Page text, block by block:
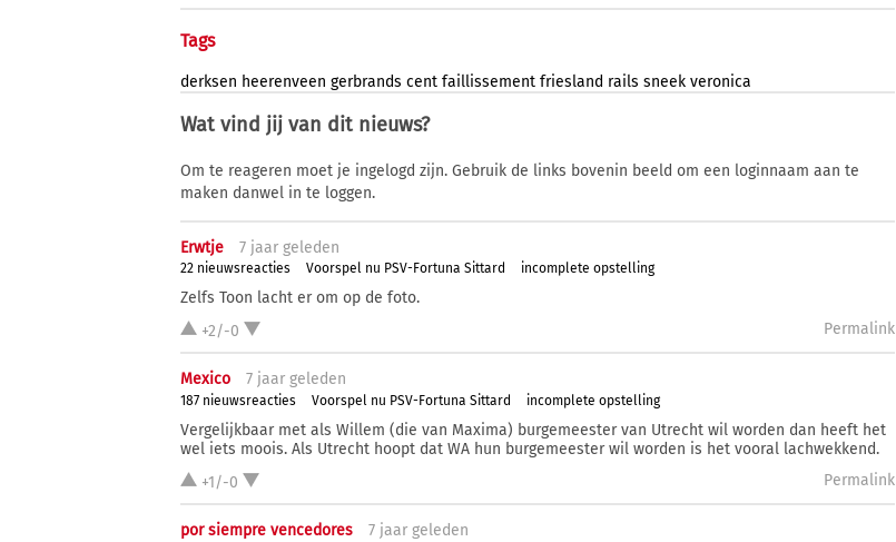
Tags
derksen heerenveen gerbrands cent faillissement friesland rails sneek veronica
Wat vind jij van dit nieuws?
Om te reageren moet je ingelogd zijn. Gebruik de links bovenin beeld om een loginnaam aan te
maken danwel in te loggen.
Erwtje 7 jaar geleden
22 nieuwsreacties Voorspel nu PSV-Fortuna Sittard incomplete opstelling
Zelfs Toon lacht er om op de foto.
+2/-0
Permalink
Mexico 7 jaar geleden
187 nieuwsreacties Voorspel nu PSV-Fortuna Sittard incomplete opstelling
Vergelijkbaar met als Willem (die van Maxima) burgemeester van Utrecht wil worden dan heeft het
wel iets moois. Als Utrecht hoopt dat WA hun burgemeester wil worden is het vooral lachwekkend.
+1/-0
Permalink
por siempre vencedores 7 jaar geleden